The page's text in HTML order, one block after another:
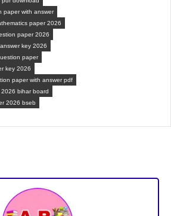
paper with answer
paper 2026
paper 2026
key 2026
paper
key 2026
paper with answer pdf
bihar board
2026 bseb